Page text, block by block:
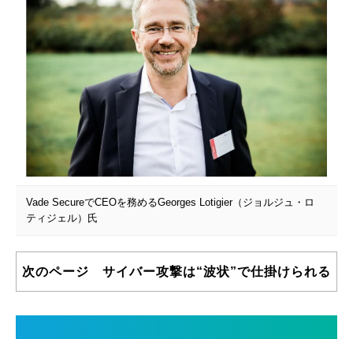
Vade SecureでCEOを務めるGeorges Lotigier（ジョルジュ・ロ
ティジェル）氏
次のページ サイバー攻撃は“波状”で仕掛けられる